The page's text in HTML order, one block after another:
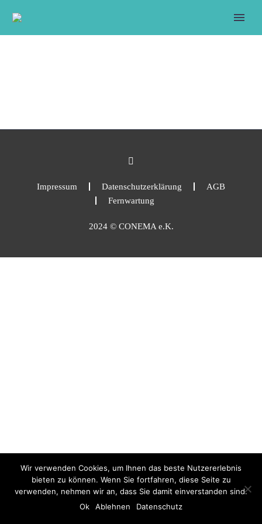
Impressum Datenschutzerklärung
AGB
Fernwartung
2024 © CONEMA e.K.
Wir verwenden Cookies, um Ihnen das beste Nutzererlebnis
bieten zu können. Wenn Sie fortfahren, diese Seite zu
verwenden, nehmen wir an, dass Sie damit einverstanden sind.
Ok
Ablehnen Datenschutz